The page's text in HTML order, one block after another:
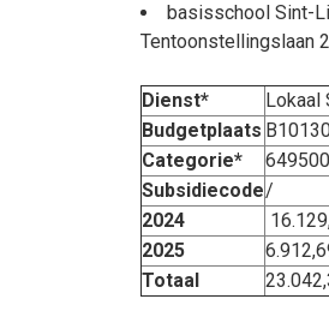
basisschool Sint-
Tentoonstellingslaan
Dienst*
Lokaal
Budgetplaats
Categorie*
Subsidiecode/
2024
2025
Totaal